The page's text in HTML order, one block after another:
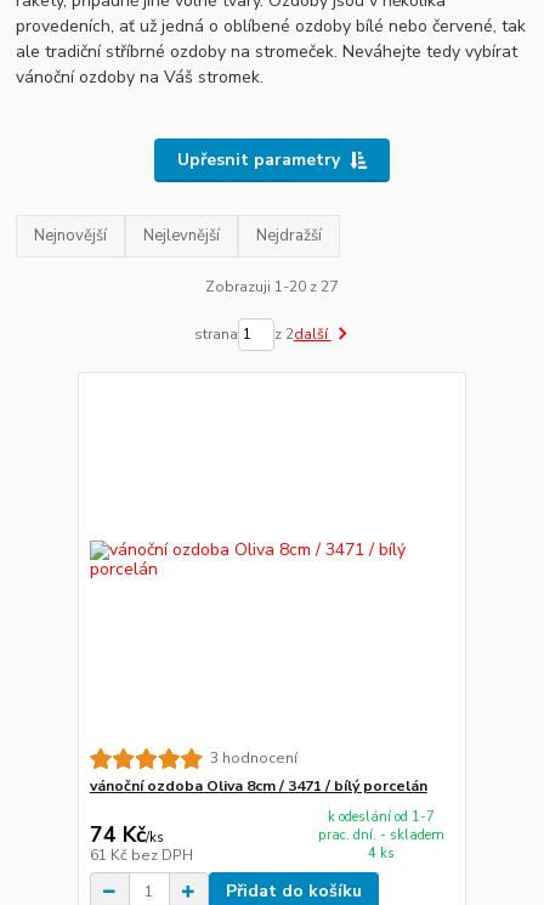
provedeních, ať už jedná o oblíbené ozdoby bílé nebo červené, tak
ale tradiční stříbrné ozdoby na stromeček. Neváhejte tedy vybírat
vánoční ozdoby na Váš stromek.
Upřesnit parametry
Nejnovější Nejlevnější Nejdražší
Zobrazuji 1-20 z 27
strana z 2další
3 hodnocení
vánoční ozdoba Oliva 8cm / 3471 / bílý porcelán
74 Kč/ks
61 Kč bez DPH
k odeslání od 1-7
prac. dní. - skladem
4 ks
Přidat do košíku